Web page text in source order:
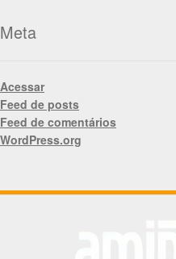
Meta
Acessar
Feed de posts
Feed de comentários
WordPress.org